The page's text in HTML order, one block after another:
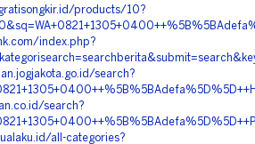
products/10?
index.php?
search?
search?
all-categories?